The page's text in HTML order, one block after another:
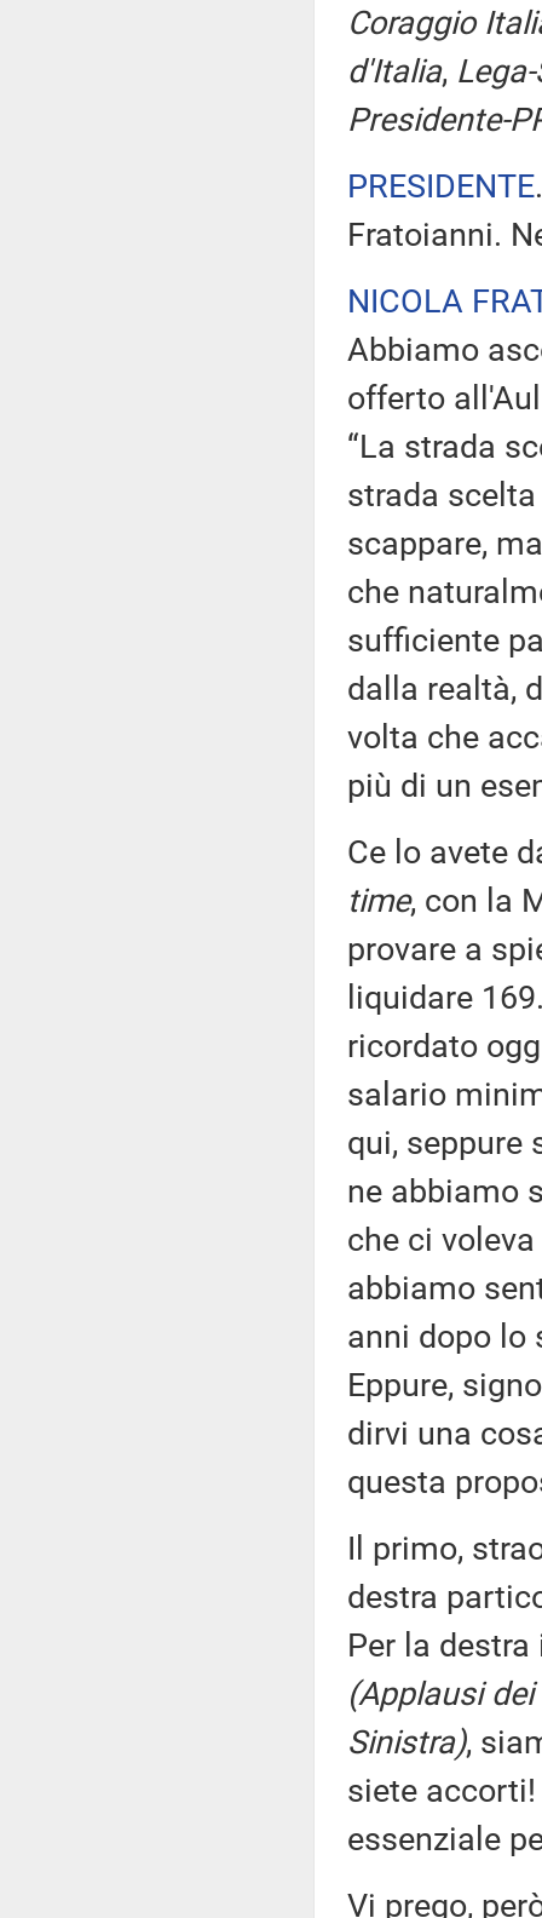
Coraggio
d'Italia,
Presidente-
PRESIDENTE
Fratoianni.
NICOLA
Abbiamo
offerto
“La strada
strada
scappare,
che
sufficiente
dalla realtà,
volta che
più di un
Ce lo avete
time, con la
provare a
liquidare
ricordato
salario
qui, seppure
ne abbiamo
che ci
abbiamo
anni dopo lo
Eppure,
dirvi una
questa
Il primo,
destra
Per la
(Applausi
Sinistra),
siete
essenziale
Vi prego,